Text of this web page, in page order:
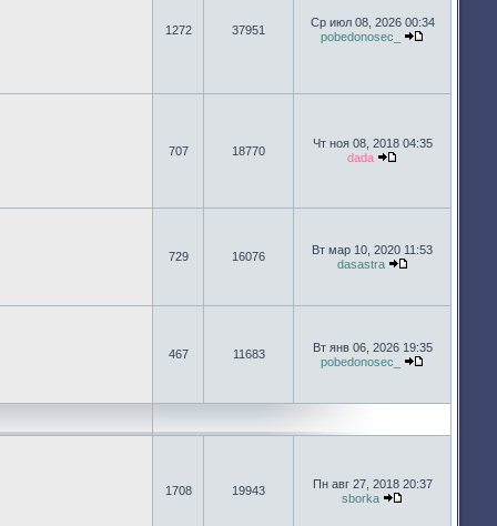
1272 37951
Ср июл 08, 2026 00:34
pobedonosec_
707 18770
Чт ноя 08, 2018 04:35
dada
729 16076
Вт мар 10, 2020 11:53
dasastra
467 11683
Вт янв 06, 2026 19:35
pobedonosec_
1708 19943
Пн авг 27, 2018 20:37
sborka